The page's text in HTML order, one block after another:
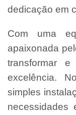
dedicação em
Com uma
apaixonada
transformar
excelência.
simples
necessidades